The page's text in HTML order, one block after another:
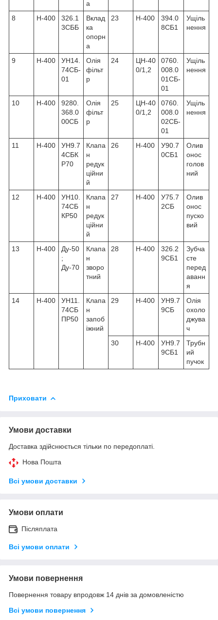
а
8
Н-400
326.1
3СББ
Вклад
ка
опорн
а
23 Н-400
394.0
8СБ1
Ущіль
нення
9 Н-400
УН14.
74СБ-
01
Олія
фільт
р
24
ЦН-40
0/1,2
0760.
008.0
01СБ-
01
Ущіль
нення
10 Н-400
9280.
368.0
00СБ
Олія
фільт
р
25
ЦН-40
0/1,2
0760.
008.0
02СБ-
01
Ущіль
нення
11 Н-400
УН9.7
4СБК
Р70
Клапа
н
редук
ційни
й
26 Н-400
У90.7
0СБ1
Олив
онос
голов
ний
12 Н-400
УН10.
74СБ
КР50
Клапа
н
редук
ційни
й
27 Н-400
У75.7
2СБ
Олив
онос
пуско
вий
13 Н-400
Ду-50
;
Ду-70
Клапа
н
зворо
тний
28 Н-400
326.2
9СБ1
Зубча
сте
перед
аванн
я
14
Н-400
УН11.
74СБ
ПР50
Клапа
н
запоб
іжний
29 Н-400
УН9.7
9СБ
Олія
охоло
джува
ч
30
Н-400
УН9.7
9СБ1
Трубн
ий
пучок
Приховати
Умови доставки
Доставка здійснюється тільки по передоплаті.
Нова Пошта
Всі умови доставки
Умови оплати
Післяплата
Всі умови оплати
Умови повернення
Повернення товару впродовж 14 днів за домовленістю
Всі умови повернення